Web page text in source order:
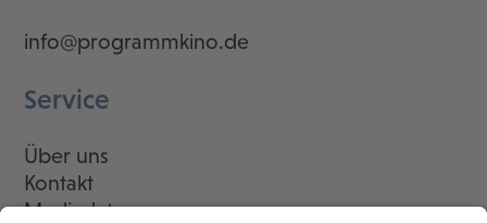
info@programmkino.de
Service
Über uns
Kontakt
Mediadaten